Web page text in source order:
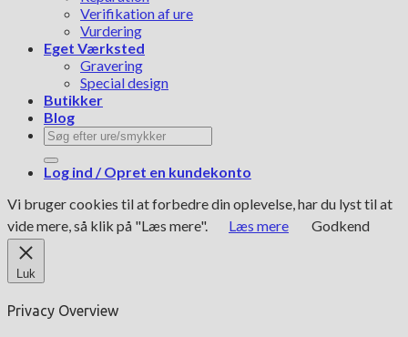
Verifikation af ure
Vurdering
Eget Værksted
Gravering
Special design
Butikker
Blog
Søg
efter:
Log ind / Opret en kundekonto
Vi bruger cookies til at forbedre din oplevelse, har du lyst til at
vide mere, så klik på "Læs mere".
Læs mere Godkend
Luk
Privacy Overview